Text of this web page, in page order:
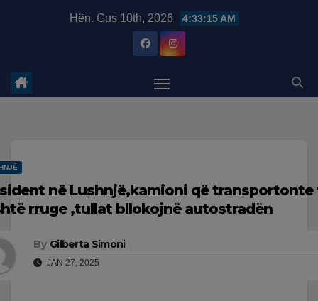
Hën. Gus 10th, 2026 4:33:16 AM
në Lushnjë,kamioni që transportonte
rruge ,tullat bllokojnë autostradën
By Gilberta Simoni
JAN 27, 2025